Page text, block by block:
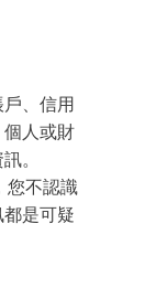
、信用
人或財
。
您不認識
是可疑